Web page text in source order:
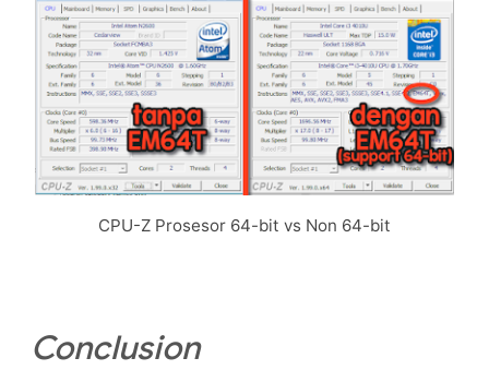
CPU-Z Prosesor 64-bit vs Non 64-bit
Conclusion